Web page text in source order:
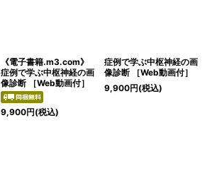
《電子書籍.m3.com》
症例で学ぶ中枢神経の画
像診断 ［Web動画付］
9,900円(税込)
症例で学ぶ中枢神経の画
像診断 ［Web動画付］
9,900円(税込)